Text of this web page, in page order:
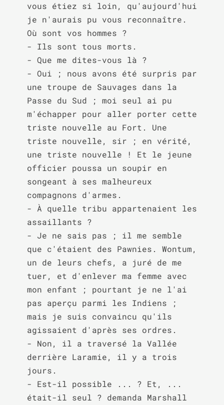
vous étiez si loin, qu'aujourd'hui
je n'aurais pu vous reconnaître.
Où sont vos hommes ?
- Ils sont tous morts.
- Que me dites-vous là ?
- Oui ; nous avons été surpris par
une troupe de Sauvages dans la
Passe du Sud ; moi seul ai pu
m'échapper pour aller porter cette
triste nouvelle au Fort. Une
triste nouvelle, sir ; en vérité,
une triste nouvelle ! Et le jeune
officier poussa un soupir en
songeant à ses malheureux
compagnons d'armes.
- À quelle tribu appartenaient les
assaillants ?
- Je ne sais pas ; il me semble
que c'étaient des Pawnies. Wontum,
un de leurs chefs, a juré de me
tuer, et d'enlever ma femme avec
mon enfant ; pourtant je ne l'ai
pas aperçu parmi les Indiens ;
mais je suis convaincu qu'ils
agissaient d'après ses ordres.
- Non, il a traversé la Vallée
derrière Laramie, il y a trois
jours.
- Est-il possible ... ? Et, ...
était-il seul ? demanda Marshall